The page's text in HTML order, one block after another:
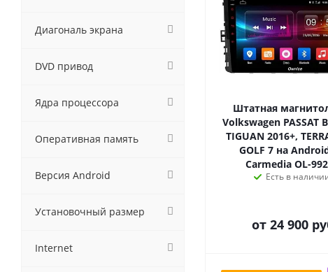
Штатная
Volkswagen PASSAT
TIGUAN 2016+,
GOLF 7 на
Carmedia OL-
Есть в
от 24 900
Диагональ экрана
DVD привод
Ядра процессора
Оперативная память
Версия Android
Установочный размер
Internet